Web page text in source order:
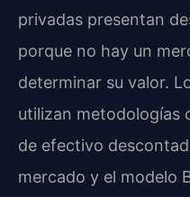
privadas presentan
porque no hay un
determinar su valor.
utilizan metodologías
de efectivo
mercado y el modelo